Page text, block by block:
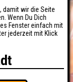
damit wir die Seite
Wenn Du Dich
Fenster einfach mit
jederzeit mit Klick